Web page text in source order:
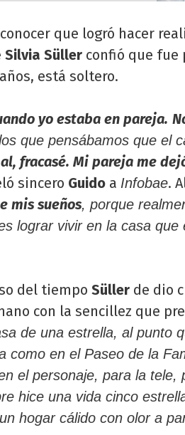
que logró hacer
Silvia Süller confió que fue
está soltero.
yo estaba en pareja.
que pensábamos que el
fracasé. Mi pareja me
sincero Guido a Infobae.
mis sueños, porque
lograr vivir en la casa que
del tiempo Süller de dio
con la sencillez que
de una estrella, al punto
como en el Paseo de la
el personaje, para la tele,
hice una vida cinco
hogar cálido con olor a